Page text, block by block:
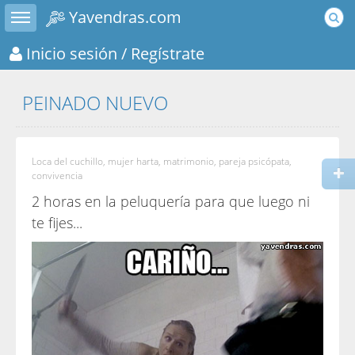
Toggle sidebar
Yavendras.com
Inicio sesión / Regístrate
PEINADO NUEVO
Loca del cuchillo, mujer harta, matrimonio, pareja psicópata,
convivencia
2 horas en la peluquería para que luego ni
te fijes...